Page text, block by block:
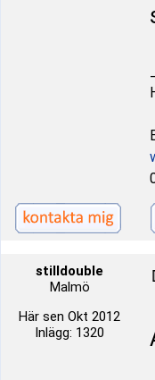
stilldouble
Malmö
Här sen Okt 2012
Inlägg: 1320